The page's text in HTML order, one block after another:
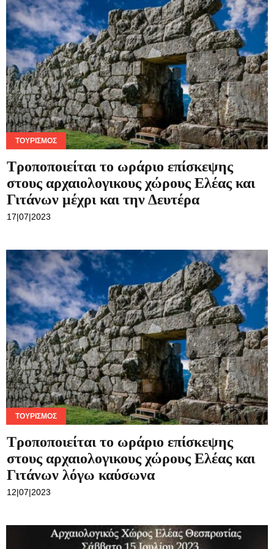
ΤΟΥΡΙΣΜΌΣ
Τροποποιείται το ωράριο επίσκεψης
στους αρχαιολογικους χώρους Ελέας και
Γιτάνων μέχρι και την Δευτέρα
17|07|2023
ΤΟΥΡΙΣΜΌΣ
Τροποποιείται το ωράριο επίσκεψης
στους αρχαιολογικους χώρους Ελέας και
Γιτάνων λόγω καύσωνα
12|07|2023